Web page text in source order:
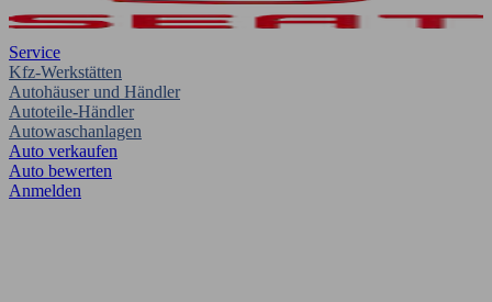
Service
Kfz-Werkstätten
Autohäuser und Händler
Autoteile-Händler
Autowaschanlagen
Auto verkaufen
Auto bewerten
Anmelden